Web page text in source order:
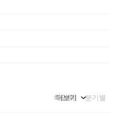
해단위 분기별
더보기